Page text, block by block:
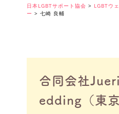
日本LGBTサポート協会 > LGBTウ
ー > 七崎 良輔
合同会社
edding（東京